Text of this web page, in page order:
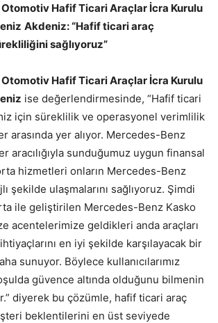
Hafif Ticari Araçlar İcra Kurulu
Akdeniz: “Hafif ticari araç
sağlıyoruz”
Hafif Ticari Araçlar İcra Kurulu
ise değerlendirmesinde, “Hafif ticari
için süreklilik ve operasyonel verimlilik
arasında yer alıyor. Mercedes-Benz
aracılığıyla sunduğumuz uygun finansal
hizmetleri onların Mercedes-Benz
şekilde ulaşmalarını sağlıyoruz. Şimdi
ile geliştirilen Mercedes-Benz Kasko
acentelerimize geldikleri anda araçları
en iyi şekilde karşılayacak bir
sunuyor. Böylece kullanıcılarımız
güvence altında olduğunu bilmenin
diyerek bu çözümle, hafif ticari araç
beklentilerini en üst seviyede